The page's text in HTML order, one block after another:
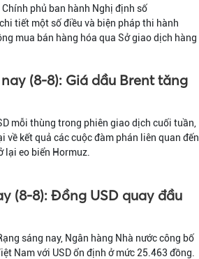
phủ ban hành Nghị định số
tiết một số điều và biện pháp thi hành
mua bán hàng hóa qua Sở giao dịch hàng
(8-8): Giá dầu Brent tăng
mỗi thùng trong phiên giao dịch cuối tuần,
về kết quả các cuộc đàm phán liên quan đến
lại eo biển Hormuz.
(8-8): Đồng USD quay đầu
sáng nay, Ngân hàng Nhà nước công bố
Nam với USD ổn định ở mức 25.463 đồng.